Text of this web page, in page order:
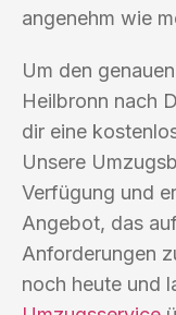
angenehm wie
Um den
Heilbronn nach
dir eine
Unsere
Verfügung und
Angebot, das
Anforderungen
noch heute und